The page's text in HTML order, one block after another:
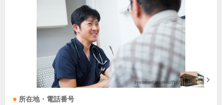
所在地・電話番号